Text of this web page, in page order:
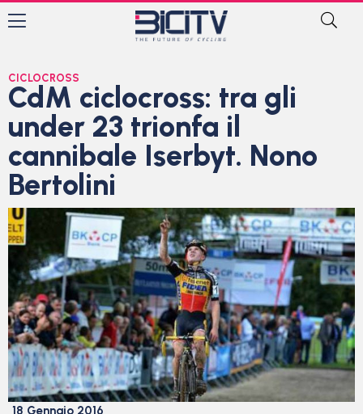
CICLOCROSS
CdM ciclocross: tra gli
under 23 trionfa il
cannibale Iserbyt. Nono
Bertolini
18 Gennaio 2016